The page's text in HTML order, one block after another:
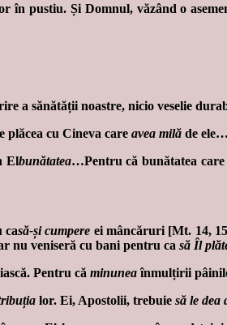
în pustiu. Și Domnul, văzând o
a sănătății noastre, nicio veselie
cu Cineva care avea milă de ele…
Elbunătatea…Pentru că bunătatea care
casă-și cumpere ei mâncăruri [Mt. 14,
nu veniseră cu bani pentru ca să Îl
Pentru că minuneaînmulțirii
lor. Ei, Apostolii, trebuie să le dea